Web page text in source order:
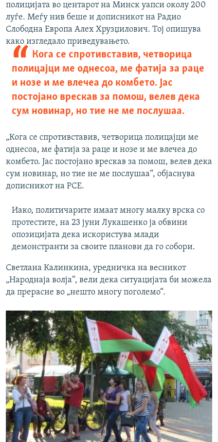
полицијата во центарот на Минск уапси околу 200
луѓе. Меѓу нив беше и дописникот на Радио
Слободна Европа Алех Хрузџилович. Тој опишува
како изгледало приведувањето.
Кога се спротивставив, четворица
полицајци ме однесоа, ме фатија за раце
и нозе и ме влечеа до комбето. Јас
постојано врескав за помош, велев дека
сум новинар, но тие не ме послушаа.
„Кога се спротивставив, четворица полицајци ме
однесоа, ме фатија за раце и нозе и ме влечеа до
комбето. Јас постојано врескав за помош, велев дека
сум новинар, но тие не ме послушаа“, објаснува
дописникот на РСЕ.
Иако, политичарите имаат многу малку врска со
протестите, на 23 јуни Лукашенко ја обвини
опозицијата дека искористува млади
демонстранти за своите планови да го собори.
Светлана Калинкина, уредничка на весникот
„Народнаја волја“, вели дека ситуацијата би можела
да прерасне во „нешто многу поголемо“.